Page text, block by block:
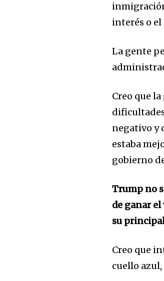
interés o el
La gente
Creo que
negativo y
estaba
gobierno
Trump no
de ganar el
su
Creo que
cuello